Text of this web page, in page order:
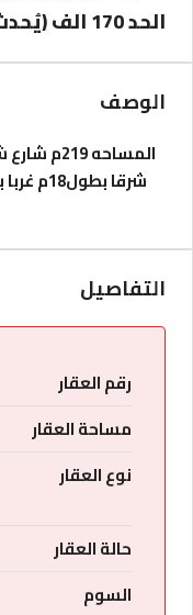
الحد 170 الف (يُحدث يوميا )
الوصف
شرقا بطول18م غربا بطول 18م
التفاصيل
رقم العقار
مساحة العقار
نوع العقار
حالة العقار
السوم